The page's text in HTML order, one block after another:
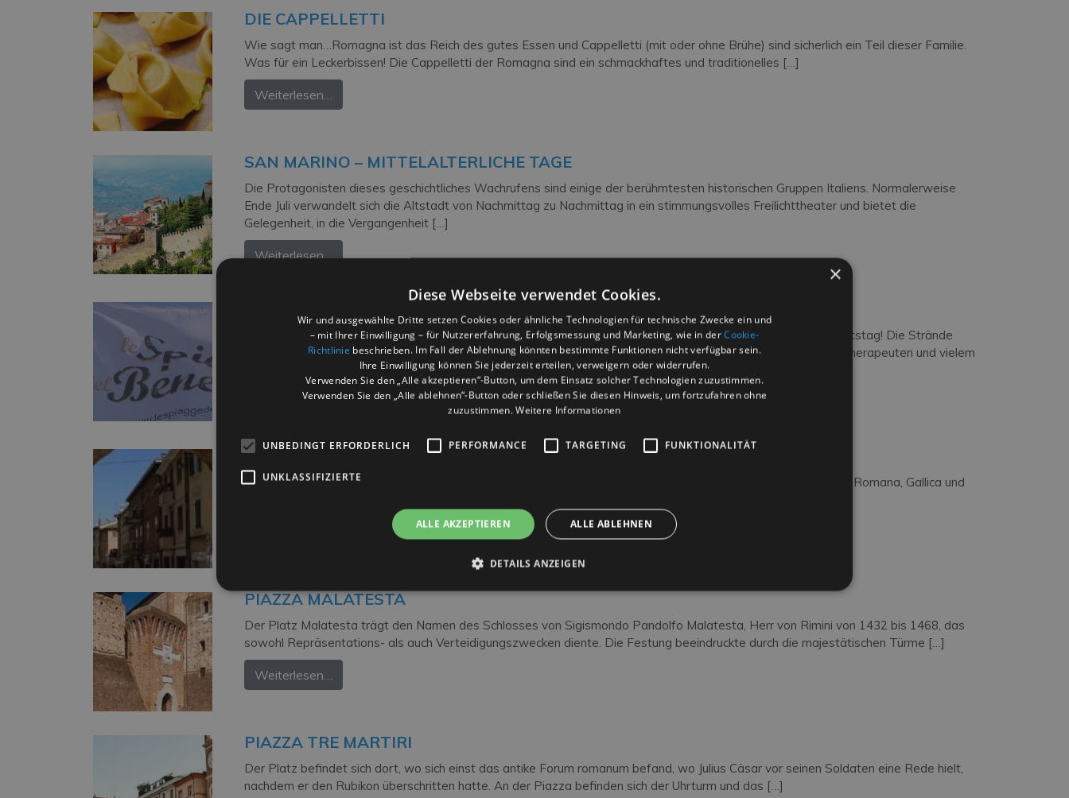
DIE CAPPELLETTI
Wie sagt man…Romagna ist das Reich des gutes Essen und Cappelletti (mit oder ohne Brühe) sind sicherlich ein Teil dieser Familie.
Was für ein Leckerbissen! Die Cappelletti der Romagna sind ein schmackhaftes und traditionelles […]
Weiterlesen…
SAN MARINO – MITTELALTERLICHE TAGE
Die Protagonisten dieses geschichtliches Wachrufens sind einige der berühmtesten historischen Gruppen Italiens. Normalerweise
Ende Juli verwandelt sich die Altstadt von Nachmittag zu Nachmittag in ein stimmungsvolles Freilichttheater und bietet die
Gelegenheit, in die Vergangenheit […]
Weiterlesen…
“Le Spiagge del Benessere” – Das größte Wellness-Ereignis der Riviera feiert dieses Jahr den zehnten Geburtstag! Die Strände
werden zu Orten für Yoga, Meditation, Körpergymnastik, orientalische Disziplinen, Treffen mit ganzheitlichen Therapeuten und vielem
Weiterlesen…
PORTA MONTANARA
Das antike Montanara-Tor wurde zur Zeit von Sulla im II Jahrhundert v. Chr. errichtet: Zusammen mit den Toren Romana, Gallica und
PIAZZA MALATESTA
Der Platz Malatesta trägt den Namen des Schlosses von Sigismondo Pandolfo Malatesta, Herr von Rimini von 1432 bis 1468, das
sowohl Repräsentations- als auch Verteidigungszwecken diente. Die Festung beeindruckte durch die majestätischen Türme […]
Weiterlesen…
PIAZZA TRE MARTIRI
Der Platz befindet sich dort, wo sich einst das antike Forum romanum befand, wo Julius Cäsar vor seinen Soldaten eine Rede hielt,
nachdem er den Rubikon überschritten hatte. An der Piazza befinden sich der Uhrturm und das […]
×
Diese Webseite verwendet Cookies.
Wir und ausgewählte Dritte setzen Cookies oder ähnliche Technologien für technische Zwecke ein und
– mit Ihrer Einwilligung – für Nutzererfahrung, Erfolgsmessung und Marketing, wie in derCookie-
Richtlinie beschrieben. Im Fall der Ablehnung könnten bestimmte Funktionen nicht verfügbar sein.
Ihre Einwilligung können Sie jederzeit erteilen, verweigern oder widerrufen.
Verwenden Sie den „Alle akzeptieren“-Button, um dem Einsatz solcher Technologien zuzustimmen.
Verwenden Sie den „Alle ablehnen“-Button oder schließen Sie diesen Hinweis, um fortzufahren ohne
zuzustimmen.Weitere Informationen
UNBEDINGT ERFORDERLICH PERFORMANCE TARGETING FUNKTIONALITÄT
UNKLASSIFIZIERTE
ALLE AKZEPTIEREN ALLE ABLEHNEN
DETAILS ANZEIGEN